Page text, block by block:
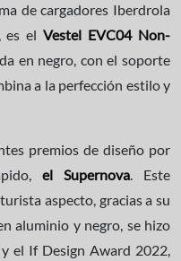
de cargadores Iberdrola
es elVestel EVC04 Non-
en negro, con el soporte
a la perfección estilo y
premios de diseño por
el Supernova. Este
aspecto, gracias a su
aluminio y negro, se hizo
el If Design Award 2022,